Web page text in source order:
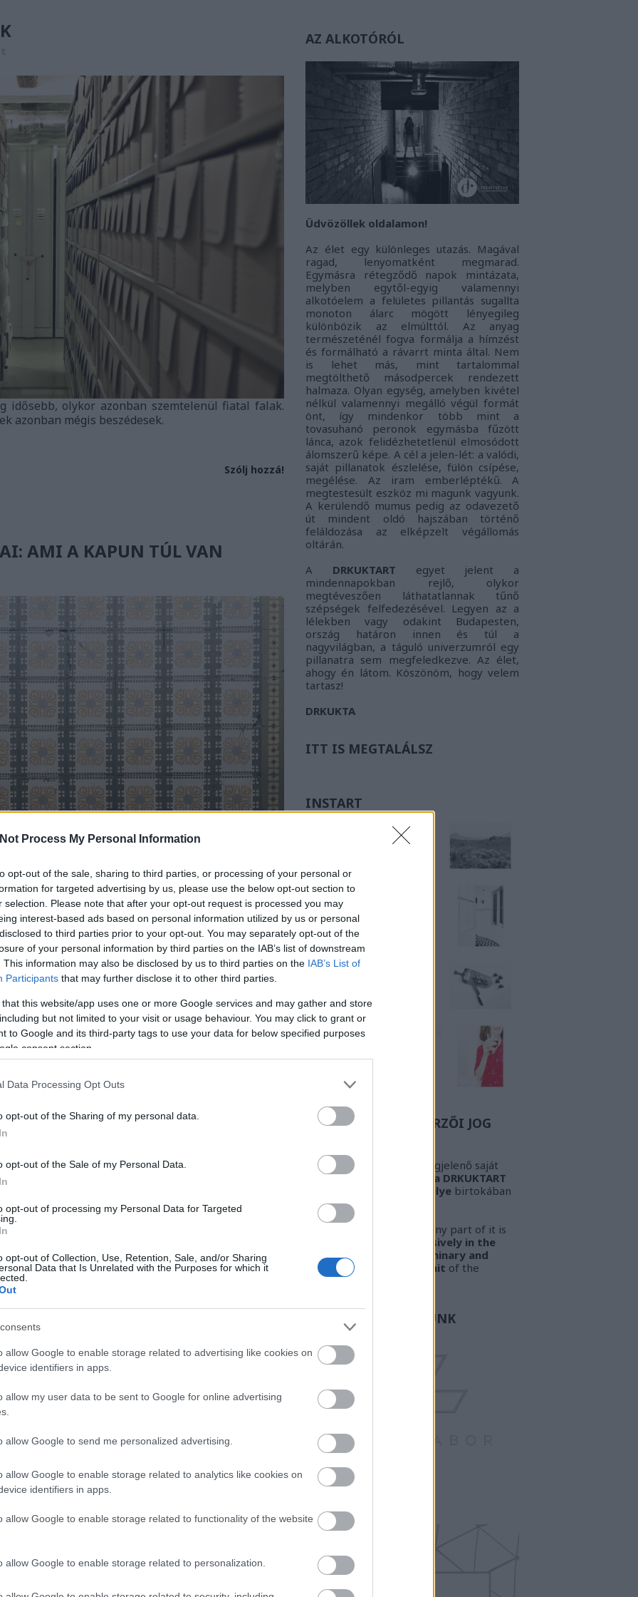
Process My Personal Information
opt-out of the sale, sharing to third parties, or processing of your personal or
for targeted advertising by us, please use the below opt-out section to
selection. Please note that after your opt-out request is processed you may
interest-based ads based on personal information utilized by us or personal
to third parties prior to your opt-out. You may separately opt-out of the
of your personal information by third parties on the IAB’s list of downstream
This information may also be disclosed by us to third parties on the IAB’s List of
Participants that may further disclose it to other third parties.
that this website/app uses one or more Google services and may gather and store
but not limited to your visit or usage behaviour. You may click to grant or
to Google and its third-party tags to use your data for below specified purposes
consent section.
Data Processing Opt Outs
opt-out of the Sharing of my personal data.
opt-out of the Sale of my Personal Data.
opt-out of processing my Personal Data for Targeted
opt-out of Collection, Use, Retention, Sale, and/or Sharing
Data that Is Unrelated with the Purposes for which it
allow Google to enable storage related to advertising like cookies on
identifiers in apps.
allow my user data to be sent to Google for online advertising
allow Google to send me personalized advertising.
allow Google to enable storage related to analytics like cookies on
identifiers in apps.
allow Google to enable storage related to functionality of the website
allow Google to enable storage related to personalization.
idősebb, olykor azonban szemtelenül fiatal falak.
azonban mégis beszédesek.
Szólj hozzá!
AMI A KAPUN TÚL VAN
feltétlenül látunk. Ennek pedig igazságtalanul
Mind az emberi, mind a burjánzó édeni,
rá, magunkat pedig meg, és éljük úgy a
vett turista. Nyitott szemmel és lélekkel.
abban a kiváltságos helyzetben vagyunk, hogy
lévő 'apróságokat' nem takarják el csapatokba
előlünk.
RÁKÓCZI TÉR 11. (Hidden
vesszük a város színpadképét, mindennapi
emberi nemtörődömségnek vagy szándékos
egy szobor könyöke helyén meredező vas,
AZ ALKOTÓRÓL
Üdvözöllek oldalamon!
Az élet egy különleges utazás. Magával
ragad, lenyomatként megmarad.
Egymásra rétegződő napok mintázata,
melyben egytől-egyig valamennyi
alkotóelem a felületes pillantás sugallta
monoton álarc mögött lényegileg
különbözik az elmúlttól. Az anyag
természeténél fogva formálja a hímzést
és formálható a rávarrt minta által. Nem
is lehet más, mint tartalommal
megtölthető másodpercek rendezett
halmaza. Olyan egység, amelyben kivétel
nélkül valamennyi megálló végül formát
önt, így mindenkor több mint a
tovasuhanó peronok egymásba fűzött
lánca, azok felidézhetetlenül elmosódott
álomszerű képe. A cél a jelen-lét: a valódi,
saját pillanatok észlelése, fülön csípése,
megélése. Az iram emberléptékű. A
megtestesült eszköz mi magunk vagyunk.
A kerülendő mumus pedig az odavezető
út mindent oldó hajszában történő
feláldozása az elképzelt végállomás
oltárán.
A
DRKUKTART egyet jelent a
mindennapokban rejlő, olykor
megtéveszően láthatatlannak tűnő
szépségek felfedezésével. Legyen az a
lélekben vagy odakint Budapesten,
ország határon innen és túl a
nagyvilágban, a táguló univerzumról egy
pillanatra sem megfeledkezve. Az élet,
ahogy én látom. Köszönöm, hogy velem
tartasz!
DRKUKTA
ITT IS MEGTALÁLSZ
INSTART
AZ A BIZONYOS SZERZŐI JOG
FIGYELEM! Az oldalon megjelenő saját
szöveg és kép
kizárólag a DRKUKTART
előzetes írásbeli engedélye birtokában
használható fel.
This work or any part of it is
exclusively in the
possession of the preliminary and
expressed written permit of the
blogger.
EGY FAMÍLIA VAGYUNK